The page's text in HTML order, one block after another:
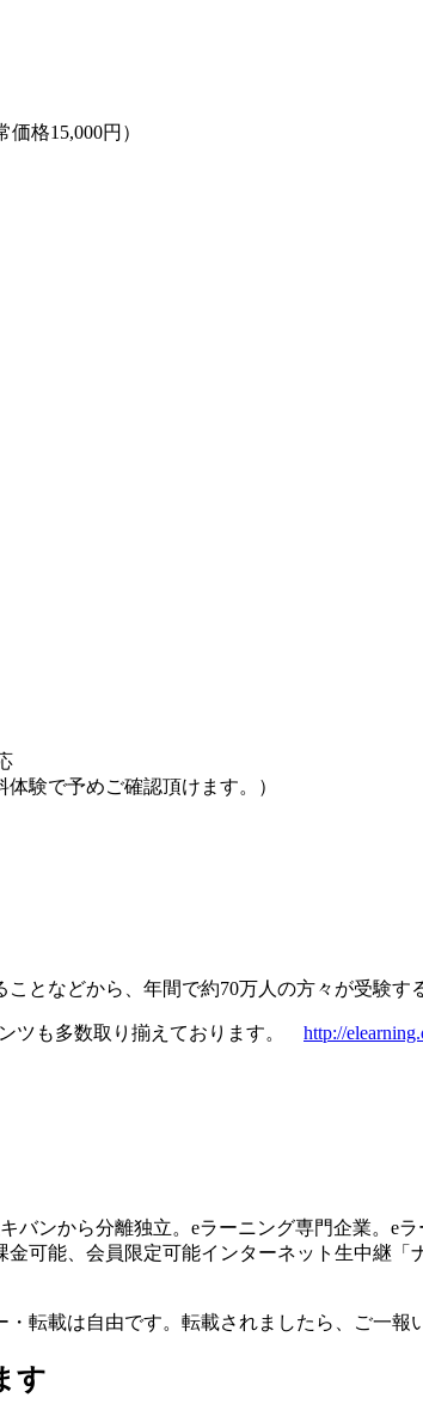
格15,000円）
験で予めご確認頂けます。）
となどから、年間で約70万人の方々が受験
ツも多数取り揃えております。 http://
バンから分離独立。eラーニング専門企業。e
可能、会員限定可能インターネット生中継
転載は自由です。転載されましたら、ご一報
す